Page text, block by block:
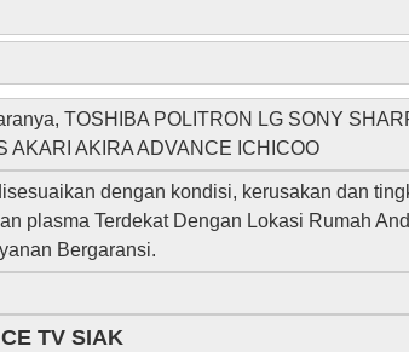
TOSHIBA POLITRON LG SONY
AKARI AKIRA ADVANCE ICHICOO
dengan kondisi, kerusakan dan
plasma Terdekat Dengan Lokasi Rumah
Bergaransi.
TV SIAK